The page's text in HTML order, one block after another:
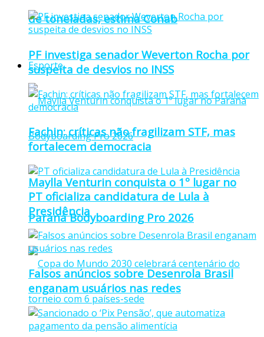
de toneladas, estima Conab
Esporte
Maylla Venturin conquista o 1º lugar no
Paraná Bodyboarding Pro 2026
PF investiga senador Weverton Rocha por
suspeita de desvios no INSS
Fachin: críticas não fragilizam STF, mas
fortalecem democracia
PT oficializa candidatura de Lula à
Presidência
Falsos anúncios sobre Desenrola Brasil
enganam usuários nas redes